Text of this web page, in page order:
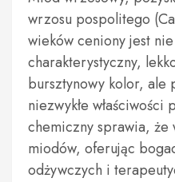
wrzosu pospolitego
wieków ceniony jest
charakterystyczny,
bursztynowy kolor, ale
niezwykłe właściwości
chemiczny sprawia, że
miodów, oferując
odżywczych i